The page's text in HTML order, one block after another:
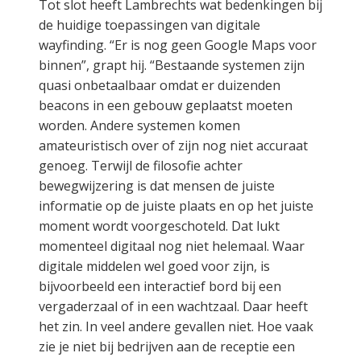
Tot slot heeft Lambrechts wat bedenkingen bij
de huidige toepassingen van digitale
wayfinding. “Er is nog geen Google Maps voor
binnen”, grapt hij. “Bestaande systemen zijn
quasi onbetaalbaar omdat er duizenden
beacons in een gebouw geplaatst moeten
worden. Andere systemen komen
amateuristisch over of zijn nog niet accuraat
genoeg. Terwijl de filosofie achter
bewegwijzering is dat mensen de juiste
informatie op de juiste plaats en op het juiste
moment wordt voorgeschoteld. Dat lukt
momenteel digitaal nog niet helemaal. Waar
digitale middelen wel goed voor zijn, is
bijvoorbeeld een interactief bord bij een
vergaderzaal of in een wachtzaal. Daar heeft
het zin. In veel andere gevallen niet. Hoe vaak
zie je niet bij bedrijven aan de receptie een